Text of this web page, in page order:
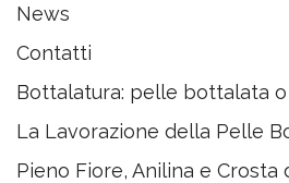
News
Contatti
Bottalatura: pelle bottalata
La Lavorazione della Pelle
Pieno Fiore, Anilina e Crosta